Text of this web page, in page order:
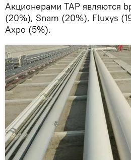
Акционерами TAP являются
(20%), Snam (20%), Fluxys
Axpo (5%).